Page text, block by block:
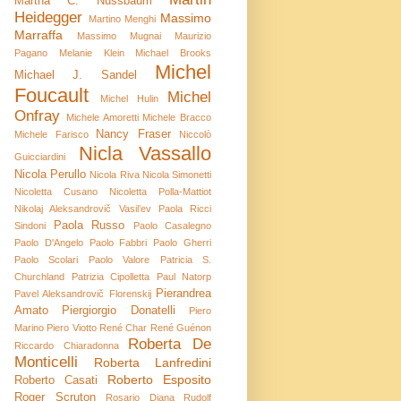
Heidegger
Martino Menghi Massimo
Marraffa
Massimo Mugnai
Maurizio
Pagano
Melanie Klein Michael Brooks
Michael J. Sandel
Michel
Foucault
Michel Hulin
Michel
Onfray
Michele Amoretti Michele Bracco
Michele Farisco
Nancy Fraser Niccolò
Guicciardini Nicla Vassallo
Nicola Perullo Nicola Riva Nicola Simonetti
Nicoletta Cusano
Nicoletta Polla-Mattiot
Nikolaj Aleksandrovič Vasil’ev
Paola Ricci
Sindoni
Paola Russo
Paolo Casalegno
Paolo D'Angelo
Paolo Fabbri
Paolo Gherri
Paolo Scolari
Paolo Valore
Patricia S.
Churchland
Patrizia Cipolletta
Paul Natorp
Pavel Aleksandrovič Florenskij
Pierandrea
Amato
Piergiorgio Donatelli
Piero
Marino Piero Viotto René Char René Guénon
Riccardo Chiaradonna
Roberta De
Monticelli
Roberta Lanfredini
Roberto Casati Roberto Esposito
Roger Scruton Rosario Diana Rudolf